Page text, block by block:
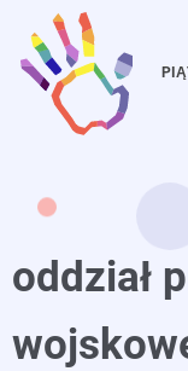
Przejdź
treści
oddział